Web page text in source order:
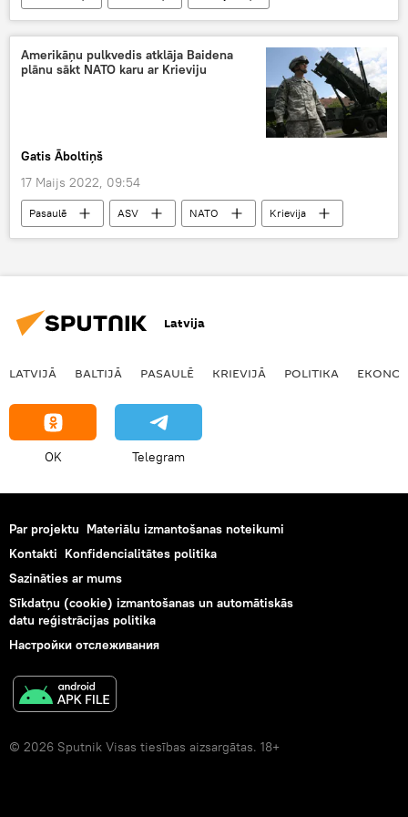
Somija
Zviedrija
drošība
draudi
Amerikāņu pulkvedis atklāja Baidena
plānu sākt NATO karu ar Krieviju
Gatis Āboltiņš
17 Maijs 2022, 09:54
Pasaulē ASV NATO
Krievija
karš
Polija
uzbrukums
Latvija
LATVIJĀ BALTIJĀ PASAULĒ KRIEVIJĀ POLITIKA
OK Telegram
Par projektu Materiālu izmantošanas noteikumi
Kontakti Konfidencialitātes politika
Sazināties ar mums
Sīkdatņu (cookie) izmantošanas un automātiskās
datu reģistrācijas politika
Настройки отслеживания
© 2026 Sputnik Visas tiesības aizsargātas. 18+